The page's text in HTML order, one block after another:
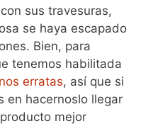
sus travesuras,
se haya escapado
Bien, para
tenemos habilitada
erratas, así que si
en hacernoslo llegar
mejor